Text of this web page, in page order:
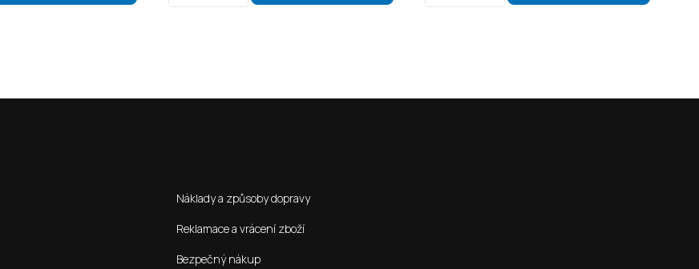
Náklady a způsoby dopravy
Reklamace a vrácení zboží
Bezpečný nákup